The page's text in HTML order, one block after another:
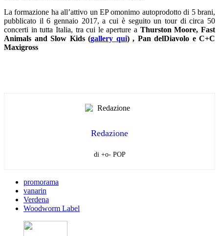
La formazione ha all’attivo un EP omonimo autoprodotto di 5 brani,
pubblicato il 6 gennaio 2017, a cui è seguito un tour di circa 50
concerti in tutta Italia, tra cui le aperture a Thurston Moore, Fast
Animals and Slow Kids (gallery qui) , Pan delDiavolo e C+C
Maxigross
Redazione
di +o- POP
promorama
vanarin
Verdena
Woodworm Label